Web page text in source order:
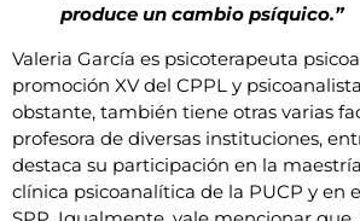
produce un cambio psíquico.”
Valeria García es psicoterapeuta
promoción XV del CPPL y
obstante, también tiene otras varias
profesora de diversas instituciones,
destaca su participación en la
clínica psicoanalítica de la PUCP y en